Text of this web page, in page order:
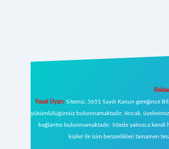
Yasal Uyarı:Sitemiz, 5651 Sayılı Kanun gereğince
yükümlülüğümüz bulunmamaktadır. Ancak,
bağlantısı bulunmamaktadır. Sitede yalnızca
kişiler ile isim benzerlikleri tamamen